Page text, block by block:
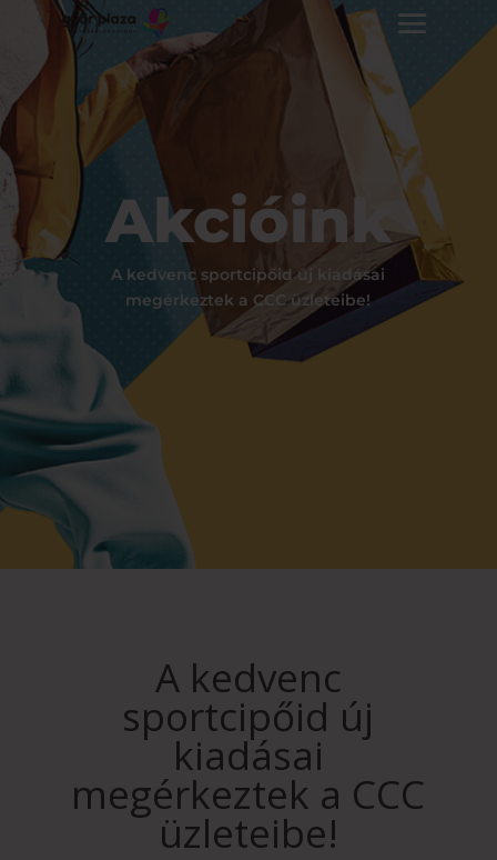
Akcióink
A kedvenc sportcipőid új kiadásai
megérkeztek a CCC üzleteibe!
A kedvenc
sportcipőid új
kiadásai
megérkeztek a CCC
üzleteibe!